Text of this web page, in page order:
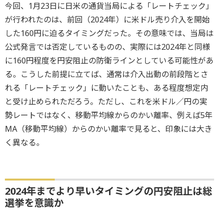
今回、1月23日に日米の通貨当局による「レートチェック」
が行われたのは、前回（2024年）に米ドル売り介入を開始
した160円に迫るタイミングだった。その意味では、当局は
公式発言では否定しているものの、実際には2024年と同様
に160円程度を円安阻止の防衛ラインとしている可能性があ
る。こうした前提に立てば、通常は介入出動の前段階とさ
れる「レートチェック」に動いたことも、ある程度想定内
と受け止められただろう。ただし、これを米ドル／円の実
勢レートではなく、移動平均線からのかい離率、例えば5年
MA（移動平均線）からのかい離率で見ると、印象には大き
く異なる。
2024年までより早いタイミングの円安阻止は総
選挙を意識か